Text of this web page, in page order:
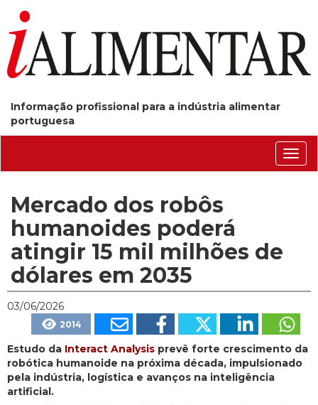
Informação profissional para a indústria alimentar
portuguesa
Mercado dos robôs
humanoides poderá
atingir 15 mil milhões de
dólares em 2035
03/06/2026
2014
Estudo da Interact Analysis prevê forte crescimento da
robótica humanoide na próxima década, impulsionado
pela indústria, logística e avanços na inteligência
artificial.